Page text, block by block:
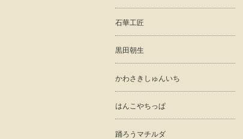
石華工匠
黒田朝生
かわさきしゅんいち
はんこやちっぱ
踊ろうマチルダ